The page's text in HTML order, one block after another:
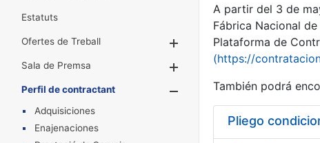
Estatuts
Ofertes de Treball
Mostra/Amaga
Sala de Premsa
Mostra/Amaga
Perfil de contractant
Mostra/Amaga
Adquisiciones
Enajenaciones
A partir del 3 de
Fábrica Nacional
Plataforma de
(https://
También podrá
Pliego